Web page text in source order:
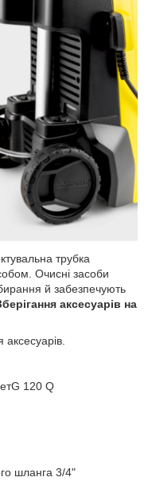
трубка
Очисні засоби
й забезпечують
аксесуарів на
аксесуарів.
120 Q
шланга 3/4"